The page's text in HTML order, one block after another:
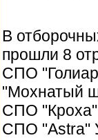
В
прошли 8
СПО
"Мохнатый
СПО
СПО "Astra"